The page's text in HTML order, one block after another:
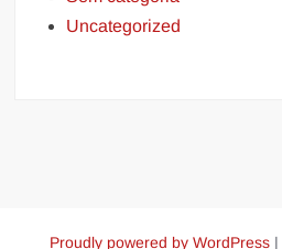
Uncategorized
Proudly powered by WordPress |